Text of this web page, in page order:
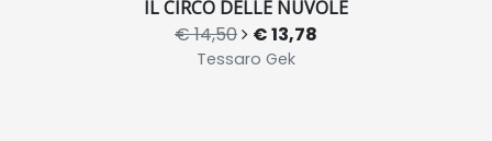
IL CIRCO DELLE NUVOLE
€ 14,50 € 13,78
Tessaro Gek